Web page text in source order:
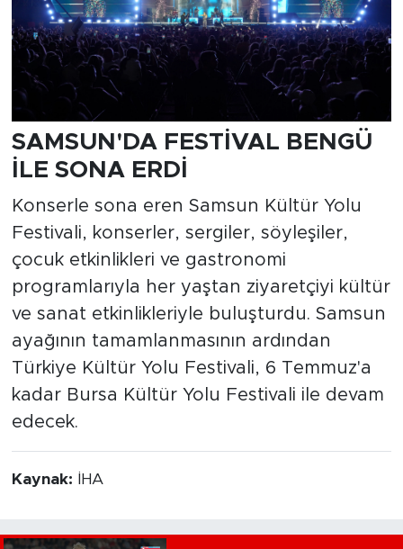
SAMSUN'DA FESTİVAL BENGÜ
İLE SONA ERDİ
Konserle sona eren Samsun Kültür Yolu
Festivali, konserler, sergiler, söyleşiler,
çocuk etkinlikleri ve gastronomi
programlarıyla her yaştan ziyaretçiyi kültür
ve sanat etkinlikleriyle buluşturdu. Samsun
ayağının tamamlanmasının ardından
Türkiye Kültür Yolu Festivali, 6 Temmuz'a
kadar Bursa Kültür Yolu Festivali ile devam
edecek.
Kaynak: İHA